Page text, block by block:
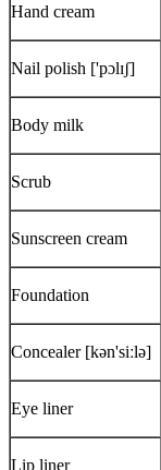
Hand cream
Nail polish ['pɔlɪʃ]
Body milk
Scrub
Sunscreen cream
Foundation
Concealer [kən'siːlə]
Eye liner
Lip liner